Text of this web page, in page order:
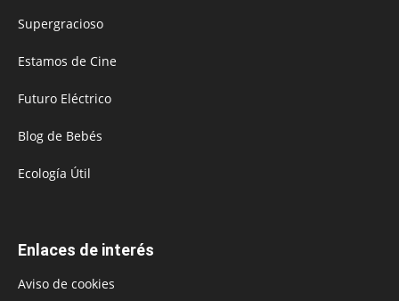
Supergracioso
Estamos de Cine
Futuro Eléctrico
Blog de Bebés
Ecología Útil
Enlaces de interés
Aviso de cookies